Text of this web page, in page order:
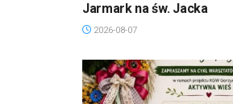
Jarmark na św. Jacka
2026-08-07